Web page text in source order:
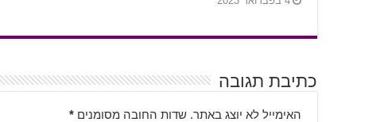
כתיבת תגובה
האימייל לא יוצג באתר. שדות החובה מסומנים*